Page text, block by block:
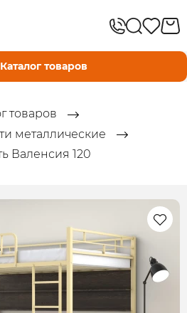
Каталог товаров
товаров
металлические
Валенсия 120